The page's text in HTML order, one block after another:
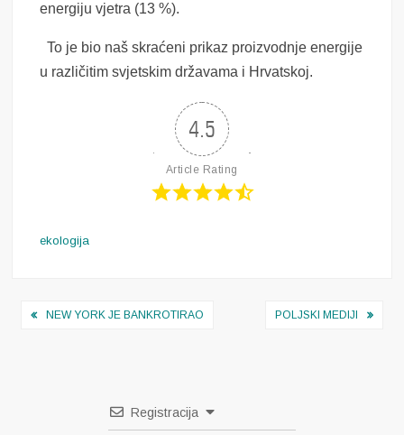
energiju vjetra (13 %).
To je bio naš skraćeni prikaz proizvodnje energije
u različitim svjetskim državama i Hrvatskoj.
4.5
Article Rating
ekologija
Navigacija
NEW YORK JE BANKROTIRAO POLJSKI MEDIJI
Registracija